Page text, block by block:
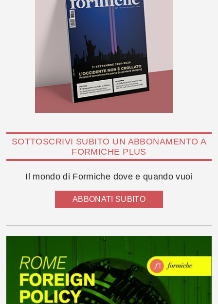
SOTTOSCRIVI SUBITO UN ABBONAMENTO A
FORMICHE PLUS
Il mondo di Formiche dove e quando vuoi
ABBONATI SUBITO